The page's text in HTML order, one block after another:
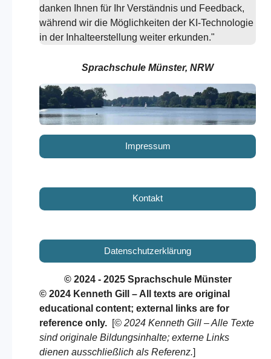
danken Ihnen für Ihr Verständnis und Feedback,
während wir die Möglichkeiten der KI-Technologie
in der Inhalteerstellung weiter erkunden."
Sprachschule Münster, NRW
Impressum
Kontakt
Datenschutzerklärung
© 2024 - 2025 Sprachschule Münster
© 2024 Kenneth Gill – All texts are original
educational content; external links are for
reference only. [© 2024 Kenneth Gill – Alle Texte
sind originale Bildungsinhalte; externe Links
dienen ausschließlich als Referenz.]